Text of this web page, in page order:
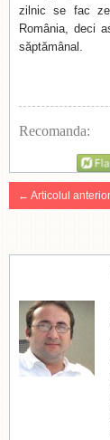
zilnic se fac
România, deci
săptămânal.
Recomanda:
← Articolul anterior